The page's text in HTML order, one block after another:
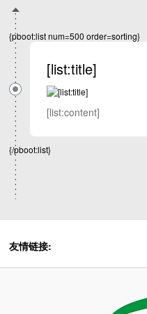
{pboot:list num=500 order=sorting}
[list:title]
[list:content]
{/pboot:list}
友情链接: